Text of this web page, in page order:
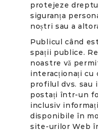
protejeze
siguranța
noștri sau a
Publicul când
spații publice.
noastre vă
interacționați cu
profilul dvs. sau
postați într-un
inclusiv
disponibile în
site-urilor Web